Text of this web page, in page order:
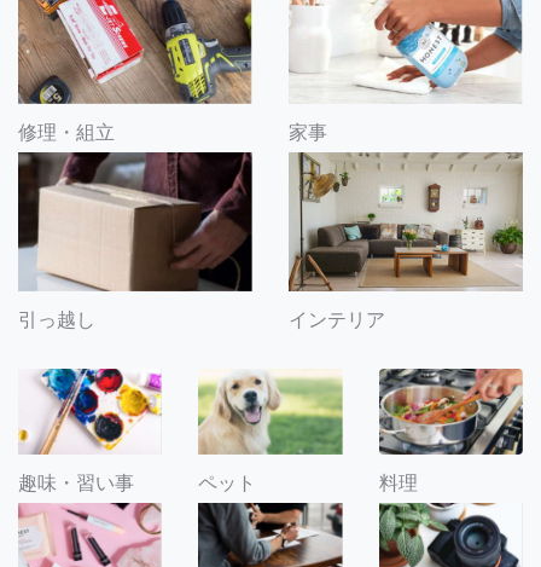
修理・組立 家事
引っ越し インテリア
趣味・習い事 ペット 料理